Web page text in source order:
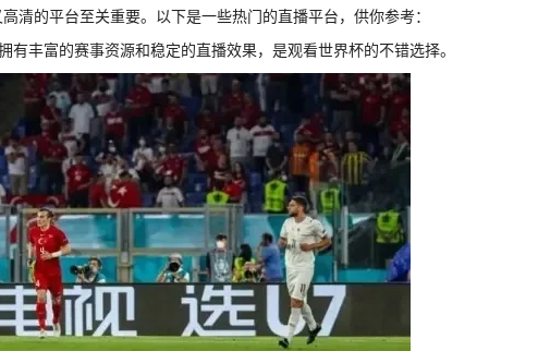
清的平台至关重要。以下是一些热门的直播平台，供你参考：
丰富的赛事资源和稳定的直播效果，是观看世界杯的不错选择。